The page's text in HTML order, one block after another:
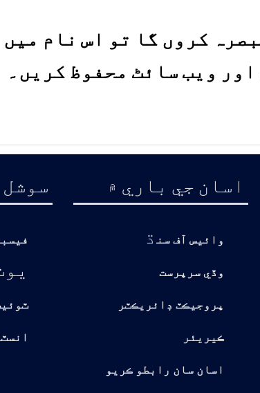
کروں گا تو اس نام میں
ویب سائٹ محفوظ کریں۔
اسان جي باري ۾
وائيس آف سن ڌ
وڏي سرپرست
پروجيڪٽ ڊائريڪٽر
ڪيريئر
اسان سان رابطو ڪريو